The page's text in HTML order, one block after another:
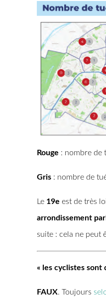
Rouge : nombre de
Gris : nombre de
Le 19e est de très
arrondissement
suite : cela ne peut
« les cyclistes sont
FAUX. Toujours